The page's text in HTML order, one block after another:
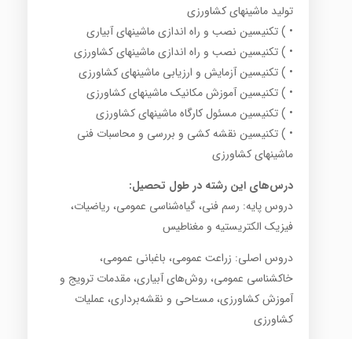
تولید ماشینهای کشاورزی
• ) تکنیسین نصب و راه اندازی ماشینهای آبیاری
• ) تکنیسین نصب و راه اندازی ماشینهای کشاورزی
• ) تکنیسین آزمایش و ارزیابی ماشینهای کشاورزی
• ) تکنیسین آموزش مکانیک ماشینهای کشاورزی
• ) تکنیسین مسئول کارگاه ماشینهای کشاورزی
• ) تکنیسین نقشه کشی و بررسی و محاسبات فنی
ماشینهای کشاورزی
درس‌های این رشته در طول تحصیل:
دروس پایه: رسم فنی، گیاه‌شناسی عمومی، ریاضیات،
فیزیک الکتریستیه و مغناطیس
دروس اصلی: زراعت عمومی، باغبانی عمومی،
خاکشناسی عمومی، روش‌های آبیاری، مقدمات ترویج و
آموزش کشاورزی، مسـّاحی و نقشه‌برداری، عملیات
کشاورزی